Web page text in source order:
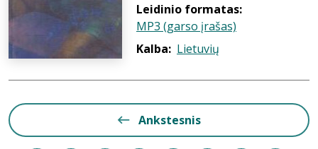
Leidinio formatas:
MP3 (garso įrašas)
Kalba: Lietuvių
Ankstesnis